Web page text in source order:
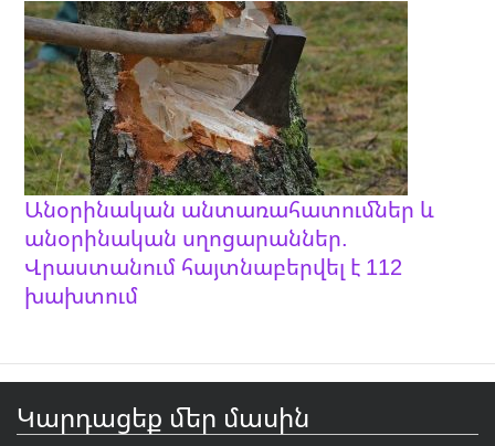
Անօրինական անտառահատումներ և
անօրինական սղոցարաններ.
Վրաստանում հայտնաբերվել է 112
խախտում
Կարդացեք մեր մասին